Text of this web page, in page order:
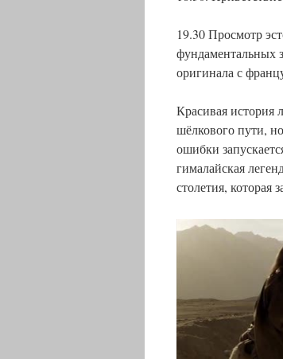
19.30 Просмотр
фундаментальных
оригинала с
Красивая история
шёлкового пути,
ошибки
гималайская
столетия, которая